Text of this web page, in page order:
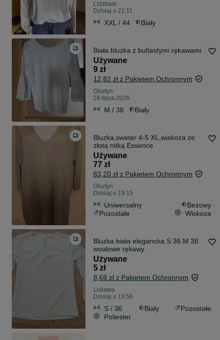
Lidzbark
Dzisiaj o 21:11
XXL / 44 Biały
Biała bluzka z bufiastymi rękawami
Używane
9 zł
12,82 zł z Pakietem Ochronnym
Olsztyn
28 lipca 2026
M / 38 Biały
Bluzka,sweter 4-5 XL,wiskoza ze
złotą nitką Essence
Używane
77 zł
83,20 zł z Pakietem Ochronnym
Olsztyn
Dzisiaj o 19:15
Uniwersalny
Beżowy
Pozostałe
Wiskoza
Bluzka biała elegancka S 36 M 38
woalowe rękawy
Używane
5 zł
8,68 zł z Pakietem Ochronnym
Lubawa
Dzisiaj o 19:56
S / 36 Biały
Pozostałe
Poliester